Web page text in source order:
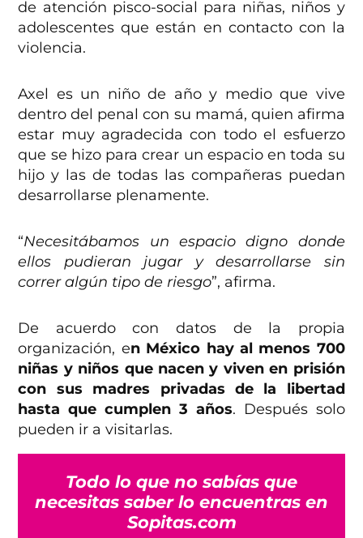
de atención pisco-social para niñas, niños y
adolescentes que están en contacto con la
violencia.
Axel es un niño de año y medio que vive
dentro del penal con su mamá, quien afirma
estar muy agradecida con todo el esfuerzo
que se hizo para crear un espacio en toda su
hijo y las de todas las compañeras puedan
desarrollarse plenamente.
“Necesitábamos un espacio digno donde
ellos pudieran jugar y desarrollarse sin
correr algún tipo de riesgo”, afirma.
De acuerdo con datos de la propia
organización, en México hay al menos 700
niñas y niños que nacen y viven en prisión
con sus madres privadas de la libertad
hasta que cumplen 3 años. Después solo
pueden ir a visitarlas.
Todo lo que no sabías que
necesitas saber lo encuentras en
Sopitas.com